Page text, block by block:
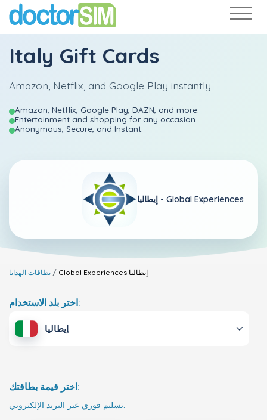
Italy Gift Cards
Amazon, Netflix, and Google Play instantly
Amazon, Netflix, Google Play, DAZN, and more.
Entertainment and shopping for any occasion
Anonymous, Secure, and Instant.
إيطاليا - Global Experiences
بطاقات الهدايا Global Experiences إيطاليا
اختر بلد الاستخدام:
إيطاليا
اختر قيمة بطاقتك:
تسليم فوري عبر البريد الإلكتروني.